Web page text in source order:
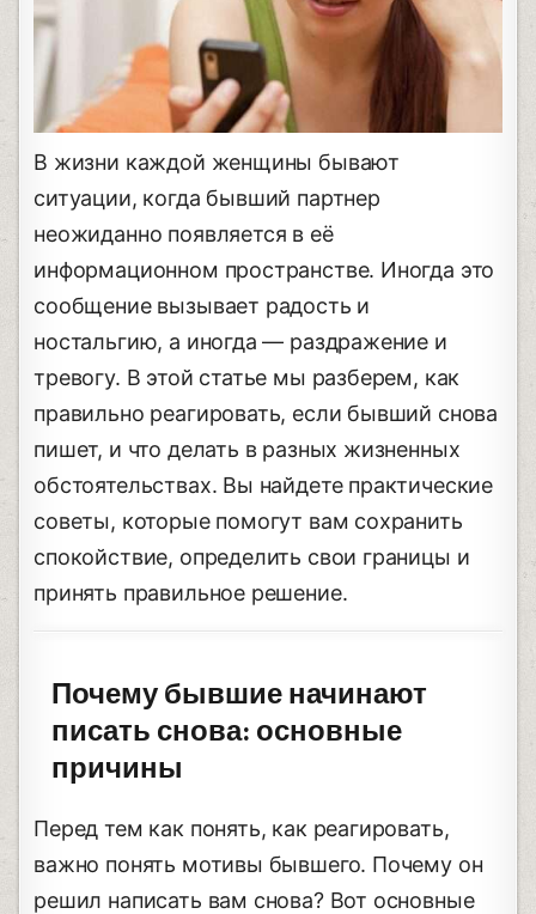
В жизни каждой женщины бывают
ситуации, когда бывший партнер
неожиданно появляется в её
информационном пространстве. Иногда это
сообщение вызывает радость и
ностальгию, а иногда — раздражение и
тревогу. В этой статье мы разберем, как
правильно реагировать, если бывший снова
пишет, и что делать в разных жизненных
обстоятельствах. Вы найдете практические
советы, которые помогут вам сохранить
спокойствие, определить свои границы и
принять правильное решение.
Почему бывшие начинают
писать снова: основные
причины
Перед тем как понять, как реагировать,
важно понять мотивы бывшего. Почему он
решил написать вам снова? Вот основные